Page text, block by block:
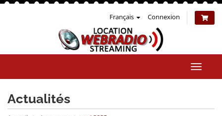
Français Connexion
la
Actualités